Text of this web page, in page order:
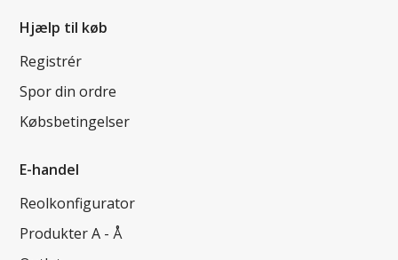
Hjælp til køb
Registrér
Spor din ordre
Købsbetingelser
E-handel
Reolkonfigurator
Produkter A - Å